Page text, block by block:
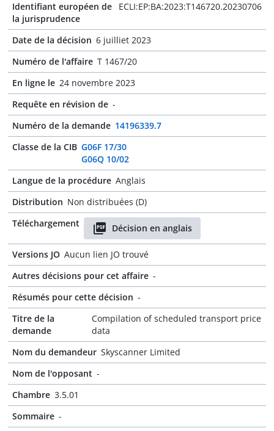
Identifiant européen de
la jurisprudence
ECLI:EP:BA:2023:T146720.20230706
Date de la décision 6 juilliet 2023
Numéro de l'affaire T 1467/20
En ligne le 24 novembre 2023
Requête en révision de -
Numéro de la demande 14196339.7
Classe de la CIB G06F 17/30
G06Q 10/02
Langue de la procédure Anglais
Distribution Non distribuées (D)
Téléchargement
Décision en anglais
Versions JO Aucun lien JO trouvé
Autres décisions pour cet affaire -
Résumés pour cette décision -
Titre de la
demande
Compilation of scheduled transport price
data
Nom du demandeur Skyscanner Limited
Nom de l'opposant -
Chambre 3.5.01
Sommaire -